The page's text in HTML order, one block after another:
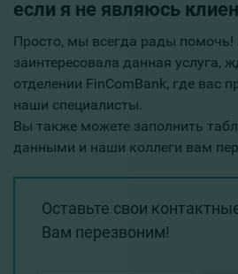
если я не являюсь
Просто, мы всегда рады помочь!
заинтересовала данная
отделении FinComBank, где вас
наши специалисты.
Вы также можете заполнить
данными и наши коллеги вам
Оставьте свои
Вам перезвоним!